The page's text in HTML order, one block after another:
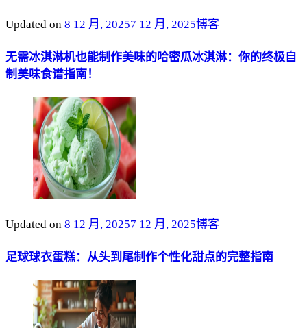
Updated on 8 12 月, 20257 12 月, 2025博客
无需冰淇淋机也能制作美味的哈密瓜冰淇淋：你的终极自
制美味食谱指南！
Updated on 8 12 月, 20257 12 月, 2025博客
足球球衣蛋糕：从头到尾制作个性化甜点的完整指南